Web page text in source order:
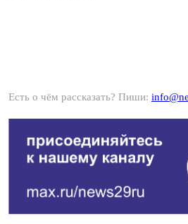
Есть о чём рассказать? Пиши: